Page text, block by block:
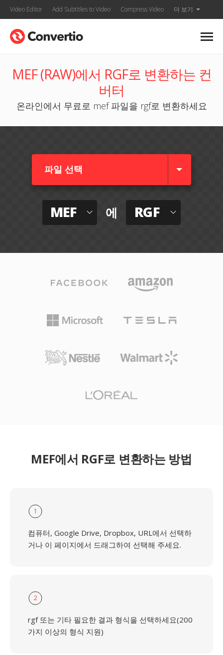
Video Editor Add Subtitles to Video Compress Video 더 보기
MEF (RAW)에서 RGF로 변환하는 컨
버터
온라인에서 무료로 mef 파일을 rgf로 변환하세요
파일 선택
MEF 에 RGF
MEF에서 RGF로 변환하는 방법
1
컴퓨터, Google Drive, Dropbox, URL에서 선택하
거나 이 페이지에서 드래그하여 선택해 주세요.
2
rgf 또는 기타 필요한 결과 형식을 선택하세요(200
가지 이상의 형식 지원)